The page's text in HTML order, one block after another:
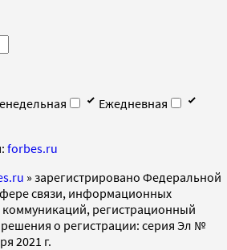
Ежедневная
forbes.ru
» зарегистрировано Федеральной
связи, информационных
коммуникаций, регистрационный
о регистрации: серия Эл №
2021 г.